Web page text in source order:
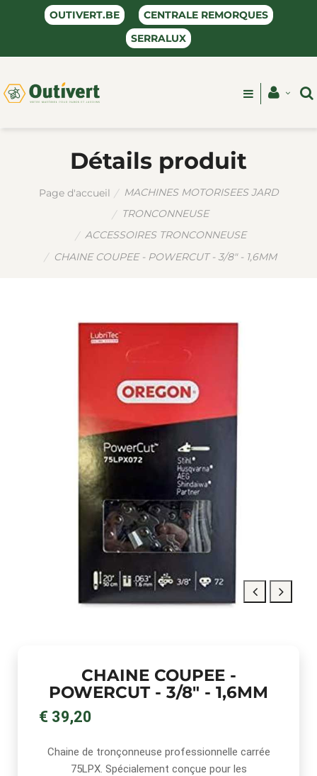
OUTIVERT.BE
CENTRALE REMORQUES
SERRALUX
Détails produit
Page d'accueil
MACHINES MOTORISEES JARD
TRONCONNEUSE
ACCESSOIRES TRONCONNEUSE
CHAINE COUPEE - POWERCUT - 3/8" - 1,6MM
CHAINE COUPEE -
POWERCUT - 3/8" - 1,6MM
€ 39,20
Chaine de tronçonneuse professionnelle carrée
75LPX. Spécialement conçue pour les